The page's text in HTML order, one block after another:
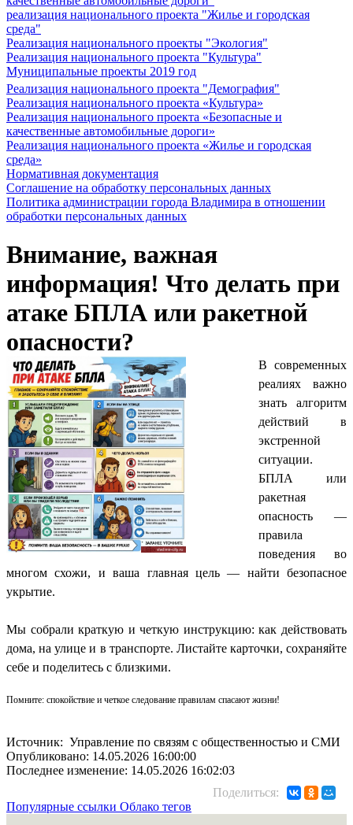
реализация национального проекта "Жилье и городская
среда"
Реализация национального проекты "Экология"
Реализация национального проекта "Культура"
Муниципальные проекты 2019 год
Реализация национального проекта "Демография"
Реализация национального проекта «Культура»
Реализация национального проекта «Безопасные и
качественные автомобильные дороги»
Реализация национального проекта «Жилье и городская
среда»
Нормативная документация
Соглашение на обработку персональных данных
Политика администрации города Владимира в отношении
обработки персональных данных
Внимание, важная
информация! Что делать при
атаке БПЛА или ракетной
опасности?
В современных
реалиях важно
знать алгоритм
действий в
экстренной
ситуации.
БПЛА или
ракетная
опасность —
правила
поведения во
многом схожи, и ваша главная цель — найти безопасное
укрытие.
Мы собрали краткую и четкую инструкцию: как действовать
дома, на улице и в транспорте. Листайте карточки, сохраняйте
себе и поделитесь с близкими.
Помните: спокойствие и четкое следование правилам спасают жизни!
Источник: Управление по связям с общественностью и СМИ
Опубликовано: 14.05.2026 16:00:00
Последнее изменение: 14.05.2026 16:02:03
Поделиться:
Популярные ссылки Облако тегов